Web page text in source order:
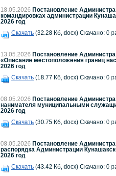
18.05.2026 Постановление
командировках администрации
2026 год
Скачать (32.28 Кб, docx) Скачано: 0
13.05.2026 Постановление
«Описание местоположения границ
2026 год
Скачать (18.77 Кб, docx) Скачано: 0
08.05.2026 Постановление
нанимателя муниципальными
2026 год
Скачать (30.75 Кб, docx) Скачано: 0
08.05.2026 Постановление
распорядка Администрации
2026 год
Скачать (43.42 Кб, docx) Скачано: 0